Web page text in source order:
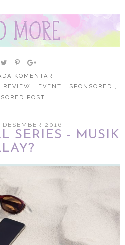
KOMENTAR
REVIEW , EVENT , SPONSORED
,
POST
DESEMBER 2016
SERIES - MUSIK